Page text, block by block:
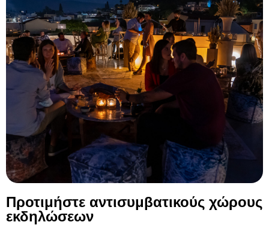
Προτιμήστε αντισυμβατικούς χώρους
εκδηλώσεων